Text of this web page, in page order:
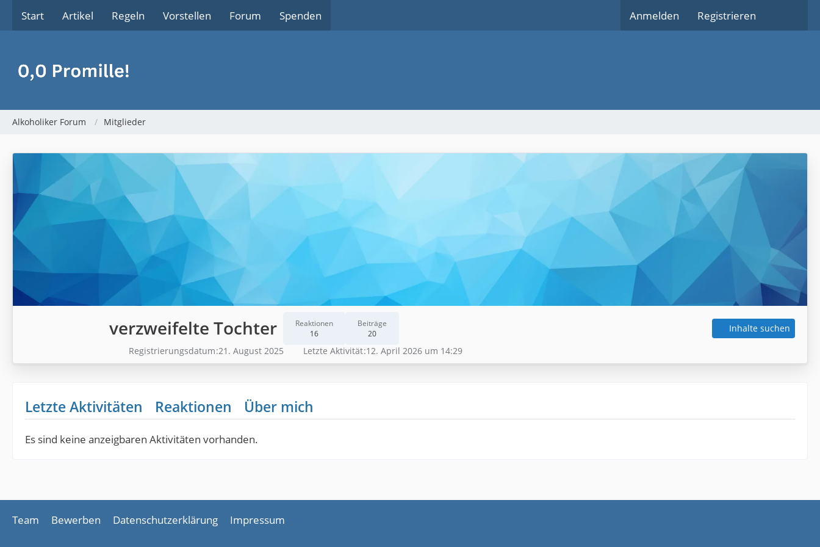
Start Artikel Regeln Vorstellen Forum Spenden Anmelden Registrieren
Alkoholiker Forum Mitglieder
verzweifelte Tochter
Reaktionen
16
Beiträge
20
Inhalte suchen
Registrierungsdatum 21. August 2025 Letzte Aktivität 12. April 2026 um 14:29
Letzte Aktivitäten Reaktionen Über mich
Es sind keine anzeigbaren Aktivitäten vorhanden.
Team Bewerben Datenschutzerklärung Impressum